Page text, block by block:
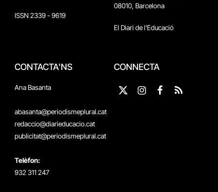
ISSN 2339 - 9619
08010, Barcelona
El Diari de l'Educació
CONTACTA'NS
Ana Basanta
abasanta@periodismeplural.cat
redaccio@diarieducacio.cat
publicitat@periodismeplural.cat
Telèfon:
932 311 247
CONNECTA
X
Instagram
Facebook
RSS